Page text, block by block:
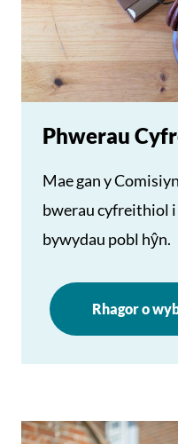
Phwerau
Mae gan y
bwerau cyfreithiol
bywydau pobl hŷn.
Rhagor o